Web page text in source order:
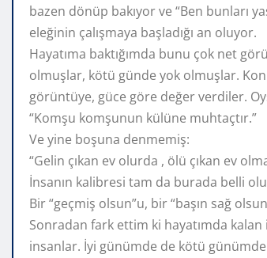
bazen dönüp bakıyor ve “Ben bunları
eleğinin çalışmaya başladığı an oluyor.
Hayatıma baktığımda bunu çok net
olmuşlar, kötü günde yok olmuşlar.
görüntüye, güce göre değer verdiler.
“Komşu komşunun külüne muhtaçtır.”
Ve yine boşuna denmemiş:
“Gelin çıkan ev olurda , ölü çıkan ev
İnsanın kalibresi tam da burada belli
Bir “geçmiş olsun”u, bir “başın sağ
Sonradan fark ettim ki hayatımda
insanlar. İyi günümde de kötü günümde